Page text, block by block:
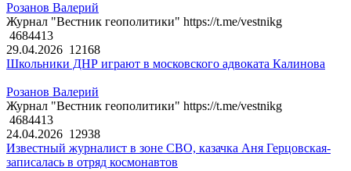
Розанов Валерий
Журнал "Вестник геополитики" https://t.me/vestnikg
4684413
29.04.2026 12168
Школьники ДНР играют в московского адвоката Калинова
Розанов Валерий
Журнал "Вестник геополитики" https://t.me/vestnikg
4684413
24.04.2026 12938
Известный журналист в зоне СВО, казачка Аня Герцовская-
записалась в отряд космонавтов